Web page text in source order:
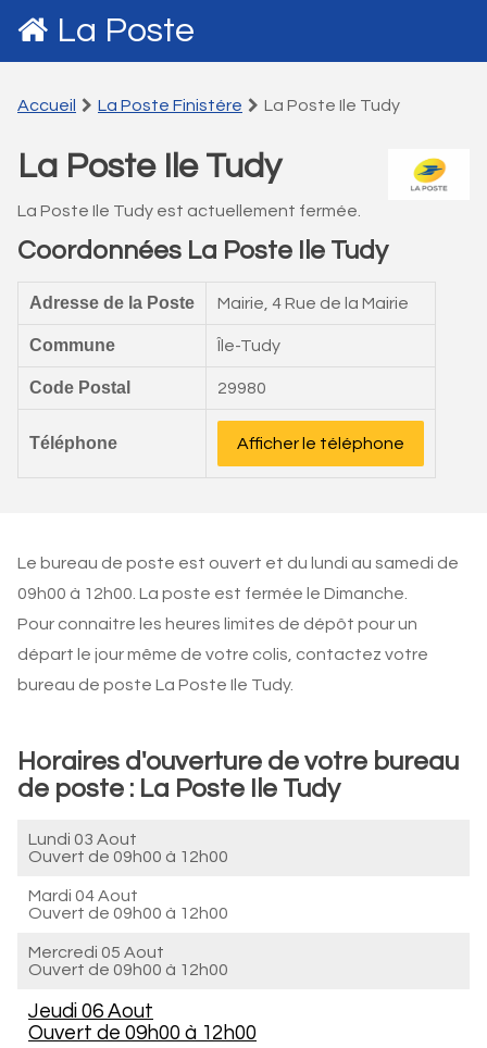
La Poste
Accueil La Poste Finistére La Poste Ile Tudy
La Poste Ile Tudy
La Poste Ile Tudy est actuellement fermée.
Coordonnées La Poste Ile Tudy
Adresse de la Poste Mairie, 4 Rue de la Mairie
Commune Île-Tudy
Code Postal 29980
Téléphone Afficher le téléphone
Le bureau de poste est ouvert et du lundi au samedi de
09h00 à 12h00. La poste est fermée le Dimanche.
Pour connaitre les heures limites de dépôt pour un
départ le jour même de votre colis, contactez votre
bureau de poste La Poste Ile Tudy.
Horaires d'ouverture de votre bureau
de poste : La Poste Ile Tudy
Lundi 03 Aout
Ouvert de 09h00 à 12h00
Mardi 04 Aout
Ouvert de 09h00 à 12h00
Mercredi 05 Aout
Ouvert de 09h00 à 12h00
Jeudi 06 Aout
Ouvert de 09h00 à 12h00